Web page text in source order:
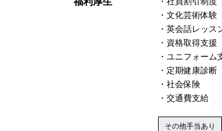
・文化芸術体験
・英会話レッス
・資格取得支援
・ユニフォーム
・定期健康診断
・社会保険
・交通費支給
その他手当あり